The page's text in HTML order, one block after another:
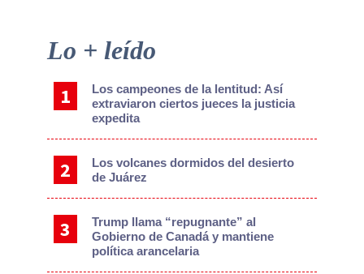
Primary
Sidebar
Lo + leído
Los campeones de la lentitud: Así
extraviaron ciertos jueces la justicia
expedita
Los volcanes dormidos del desierto
de Juárez
Trump llama “repugnante” al
Gobierno de Canadá y mantiene
política arancelaria